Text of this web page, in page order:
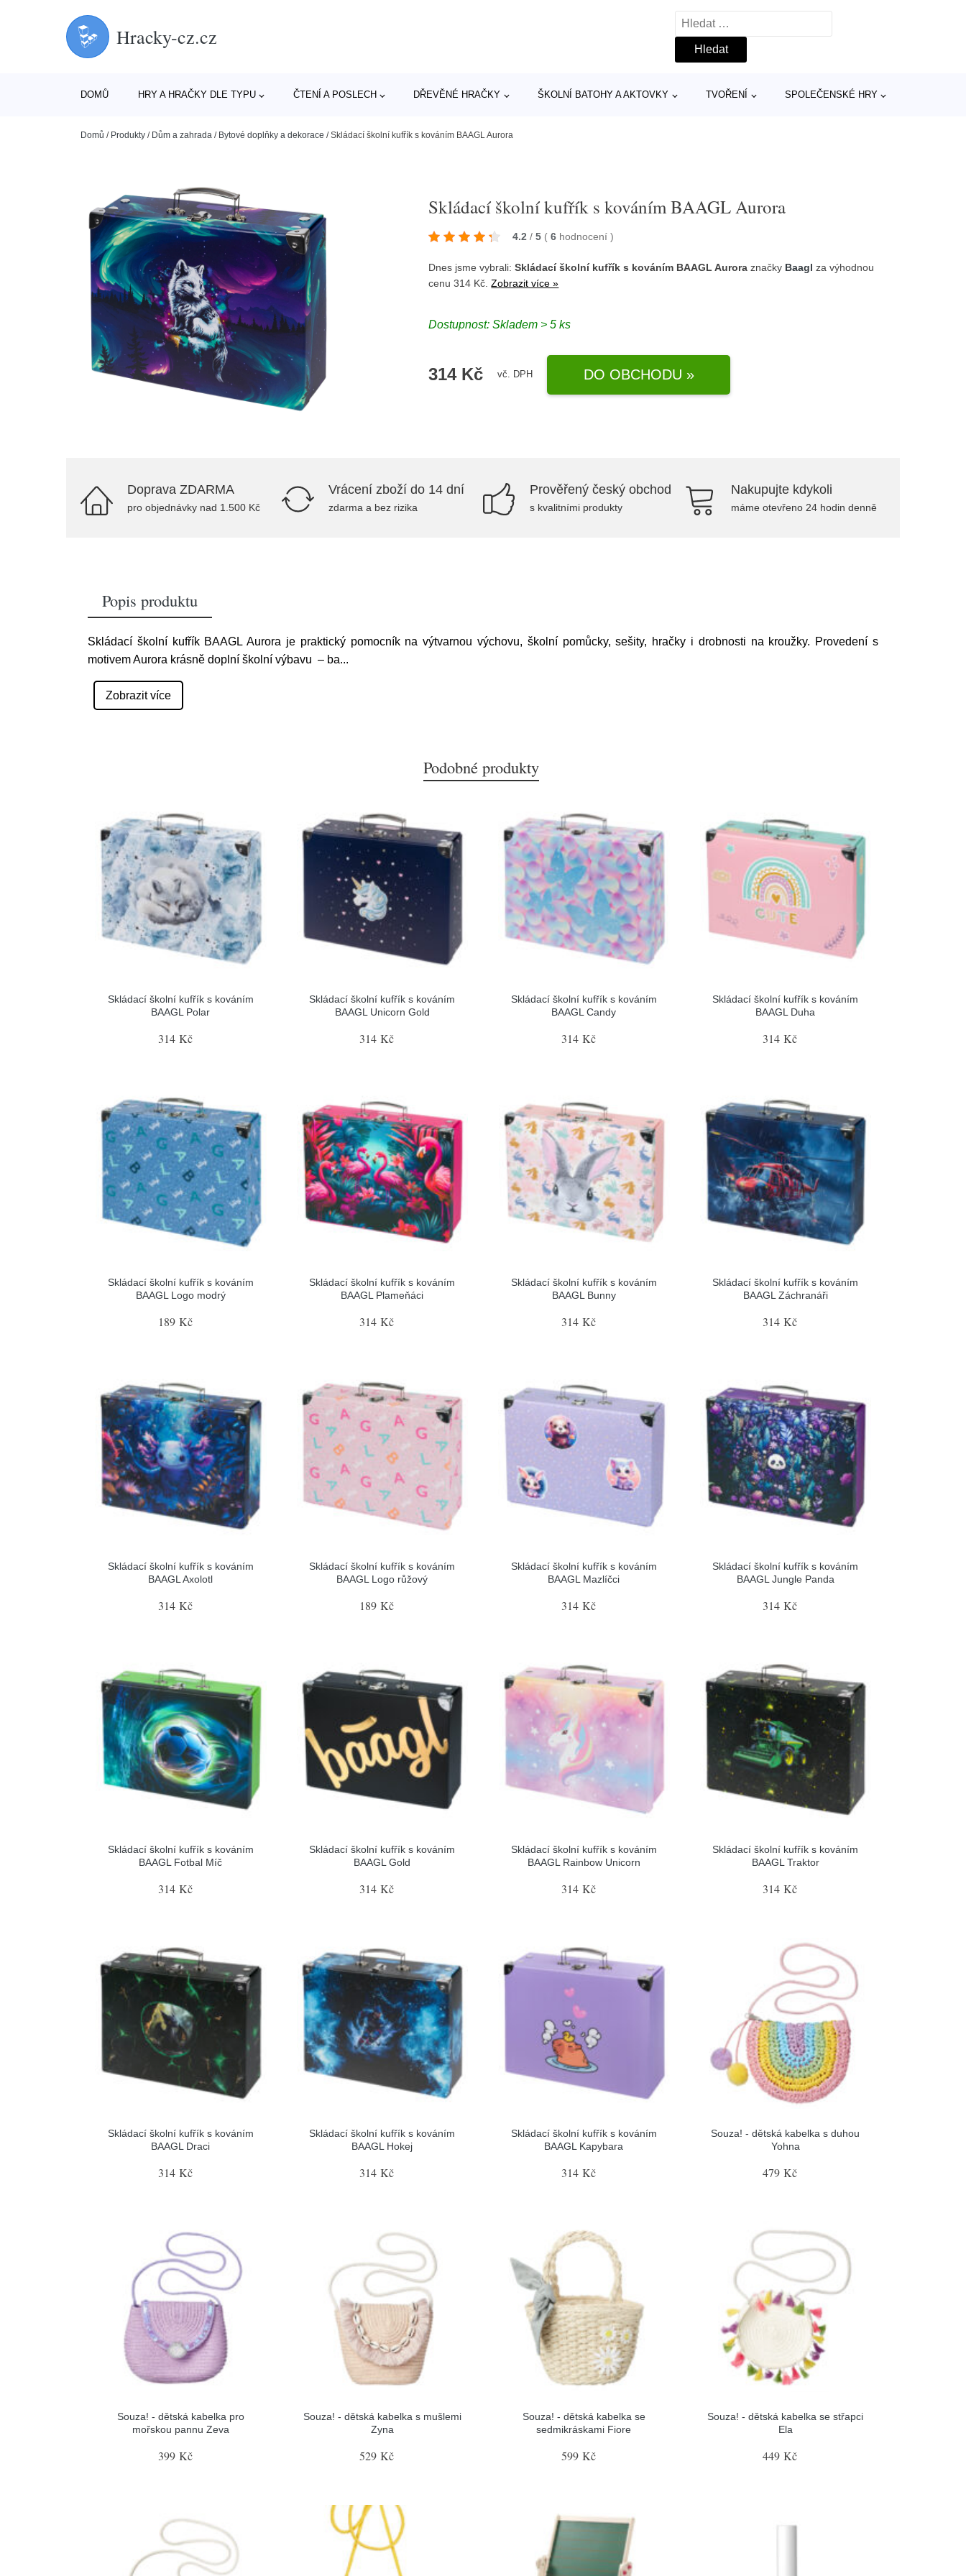
Hracky-cz.cz
Vyhledávání
DOMŮ HRY A HRAČKY DLE TYPU ČTENÍ A POSLECH DŘEVĚNÉ HRAČKY ŠKOLNÍ BATOHY A AKTOVKY TVOŘENÍ SPOLEČENSKÉ HRY
Domů / Produkty / Dům a zahrada / Bytové doplňky a dekorace /Skládací školní kufřík s kováním BAAGL Aurora
Skládací školní kufřík s kováním BAAGL Aurora
4.2 / 5 ( 6 hodnocení)
Dnes jsme vybrali:Skládací školní kufřík s kováním BAAGL Aurora značky Baagl za výhodnou
cenu 314 Kč.Zobrazit více »
Dostupnost: Skladem > 5 ks
314 Kč vč. DPH DO OBCHODU »
Doprava ZDARMA
pro objednávky nad 1.500 Kč
Vrácení zboží do 14 dní
zdarma a bez rizika
Prověřený český obchod
s kvalitními produkty
Nakupujte kdykoli
máme otevřeno 24 hodin denně
Popis produktu
Skládací školní kufřík BAAGL Aurora je praktický pomocník na výtvarnou výchovu, školní pomůcky, sešity, hračky i drobnosti na kroužky. Provedení s
motivem Aurora krásně doplní školní výbavu – ba...
Zobrazit více
Podobné produkty
Skládací školní kufřík s kováním
BAAGL Polar
314 Kč
Skládací školní kufřík s kováním
BAAGL Unicorn Gold
314 Kč
Skládací školní kufřík s kováním
BAAGL Candy
314 Kč
Skládací školní kufřík s kováním
BAAGL Duha
314 Kč
Skládací školní kufřík s kováním
BAAGL Logo modrý
189 Kč
Skládací školní kufřík s kováním
BAAGL Plameňáci
314 Kč
Skládací školní kufřík s kováním
BAAGL Bunny
314 Kč
Skládací školní kufřík s kováním
BAAGL Záchranáři
314 Kč
Skládací školní kufřík s kováním
BAAGL Axolotl
314 Kč
Skládací školní kufřík s kováním
BAAGL Logo růžový
189 Kč
Skládací školní kufřík s kováním
BAAGL Mazlíčci
314 Kč
Skládací školní kufřík s kováním
BAAGL Jungle Panda
314 Kč
Skládací školní kufřík s kováním
BAAGL Fotbal Míč
314 Kč
Skládací školní kufřík s kováním
BAAGL Gold
314 Kč
Skládací školní kufřík s kováním
BAAGL Rainbow Unicorn
314 Kč
Skládací školní kufřík s kováním
BAAGL Traktor
314 Kč
Skládací školní kufřík s kováním
BAAGL Draci
314 Kč
Skládací školní kufřík s kováním
BAAGL Hokej
314 Kč
Skládací školní kufřík s kováním
BAAGL Kapybara
314 Kč
Souza! - dětská kabelka s duhou
Yohna
479 Kč
Souza! - dětská kabelka pro
mořskou pannu Zeva
399 Kč
Souza! - dětská kabelka s mušlemi
Zyna
529 Kč
Souza! - dětská kabelka se
sedmikráskami Fiore
599 Kč
Souza! - dětská kabelka se střapci
Ela
449 Kč